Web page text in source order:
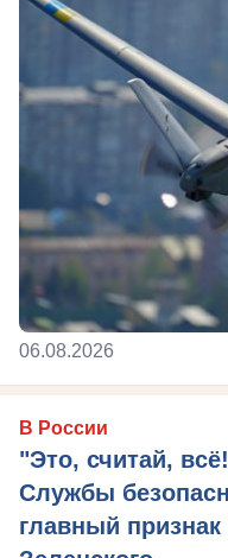
06.08.2026
В России
"Это, считай,
Службы
главный